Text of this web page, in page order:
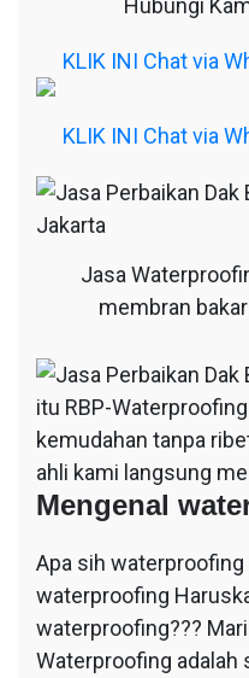
KLIK INI Chat via
KLIK INI Chat via
Jasa
membran bakar
itu RBP-
kemudahan tanpa
ahli kami langsung
Mengenal
Apa sih waterproofing
waterproofing
waterproofing???
Waterproofing adalah